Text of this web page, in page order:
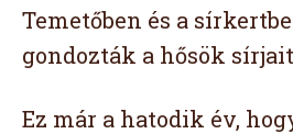
Temetőben és a
gondozták a hősök
Ez már a hatodik év,